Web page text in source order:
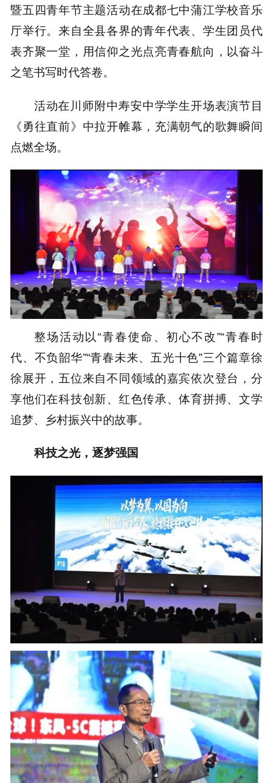
暨五四青年节主题活动在成都七中蒲江学校音乐
厅举行。来自全县各界的青年代表、学生团员代
表齐聚一堂，用信仰之光点亮青春航向，以奋斗
之笔书写时代答卷。
活动在川师附中寿安中学学生开场表演节目
《勇往直前》中拉开帷幕，充满朝气的歌舞瞬间
点燃全场。
整场活动以“青春使命、初心不改”“青春时
代、不负韶华”“青春未来、五光十色”三个篇章徐
徐展开，五位来自不同领域的嘉宾依次登台，分
享他们在科技创新、红色传承、体育拼搏、文学
追梦、乡村振兴中的故事。
科技之光，逐梦强国